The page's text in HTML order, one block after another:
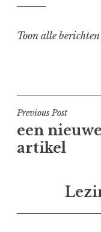
Toon alle
Bericht
navigatie
Previous Post
een
artikel